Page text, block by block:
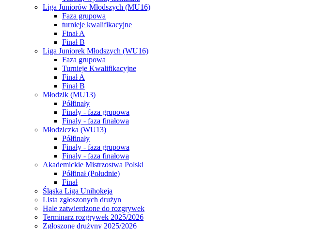
Liga Juniorów Młodszych (MU16)
Faza grupowa
turnieje kwalifikacyjne
Finał A
Finał B
Liga Juniorek Młodszych (WU16)
Faza grupowa
Turnieje Kwalifikacyjne
Finał A
Finał B
Młodzik (MU13)
Półfinały
Finały - faza grupowa
Finały - faza finałowa
Młodziczka (WU13)
Półfinały
Finały - faza grupowa
Finały - faza finałowa
Akademickie Mistrzostwa Polski
Półfinał (Południe)
Finał
Śląska Liga Unihokeja
Lista zgłoszonych drużyn
Hale zatwierdzone do rozgrywek
Terminarz rozgrywek 2025/2026
Zgłoszone drużyny 2025/2026